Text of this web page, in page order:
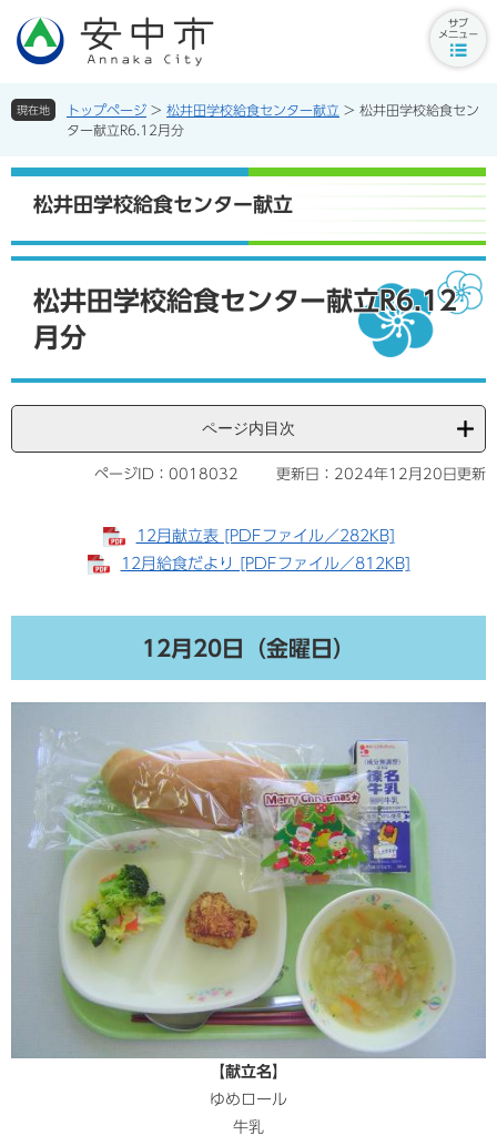
先
す。
を
し
文
現在地 トップページ > 松井田学校給食センター献立 > 松井田学校給食セン
ター献立R6.12月分
松井田学校給食センター献立
松井田学校給食センター献立R6.12
月分
ページ内目次
ページID：0018032 更新日：2024年12月20日更新
12月献立表 [PDFファイル／282KB]
12月給食だより [PDFファイル／812KB]
12月20日（金曜日）
【献立名】
ゆめロール
牛乳
ニ
ー
ボ
タ
ン